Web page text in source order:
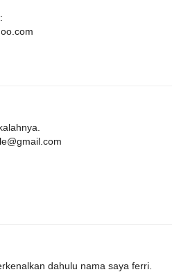
dahulu nama saya ferri.